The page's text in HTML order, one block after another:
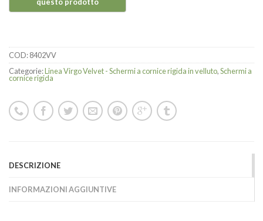
COD:8402VV
Categorie:Linea Virgo Velvet - Schermi a cornice rigida in velluto,Schermi a
cornice rigida
DESCRIZIONE
INFORMAZIONI AGGIUNTIVE